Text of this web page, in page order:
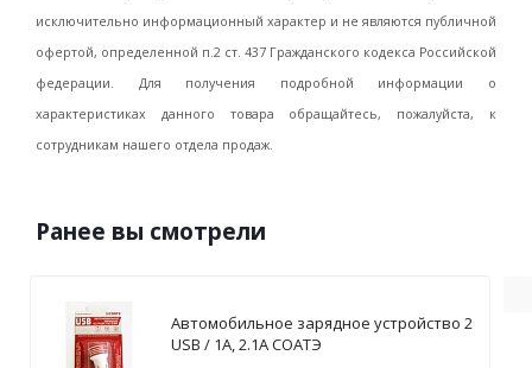
исключительно информационный характер и не являются публичной
офертой, определенной п.2 ст. 437 Гражданского кодекса Российской
федерации. Для получения подробной информации о
характеристиках данного товара обращайтесь, пожалуйста, к
сотрудникам нашего отдела продаж.
Ранее вы смотрели
Автомобильное зарядное устройство 2
USB / 1А, 2.1А СОАТЭ